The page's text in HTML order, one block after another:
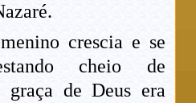
crescia e se
cheio de
graça de Deus era